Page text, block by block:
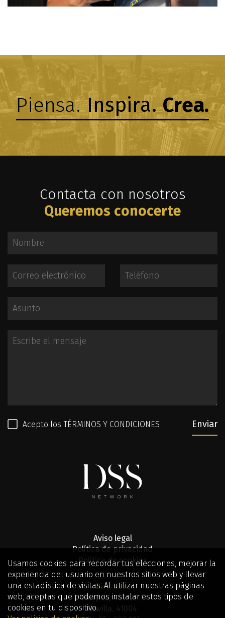
Piensa.Inspira.Crea.
Contacta con nosotros
Queremos conocerte
Acepto los TÉRMINOS Y CONDICIONES Enviar
Aviso legal
Política de privacidad
Política de cookies
Dirección
Sierpes, 48 - 2º F
Sevilla. 41004
Usamos cookies para recordar tus elecciones, mejorar la
experiencia del usuario en nuestros sitios web y llevar
una estadística de visitas. Al utilizar nuestras páginas
web, aceptas que podemos instalar estos tipos de
cookies en tu dispositivo.